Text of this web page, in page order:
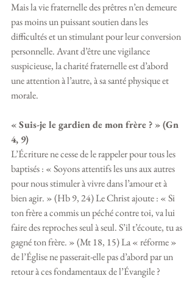
Mais la vie fraternelle des prêtres n’en demeure
pas moins un puissant soutien dans les
difficultés et un stimulant pour leur conversion
personnelle. Avant d’être une vigilance
suspicieuse, la charité fraternelle est d’abord
une attention à l’autre, à sa santé physique et
morale.
« Suis-je le gardien de mon frère ? » (Gn
4, 9)
L’Écriture ne cesse de le rappeler pour tous les
baptisés : « Soyons attentifs les uns aux autres
pour nous stimuler à vivre dans l’amour et à
bien agir. » (Hb 9, 24) Le Christ ajoute : « Si
ton frère a commis un péché contre toi, va lui
faire des reproches seul à seul. S’il t’écoute, tu as
gagné ton frère. » (Mt 18, 15) La « réforme »
de l’Église ne passerait-elle pas d’abord par un
retour à ces fondamentaux de l’Évangile ?